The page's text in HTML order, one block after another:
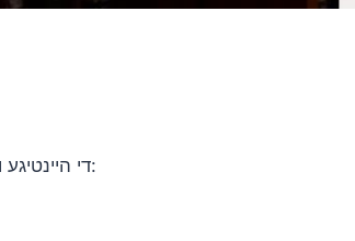
די היינטיגע ווידעא איז נתנדב געווארן: